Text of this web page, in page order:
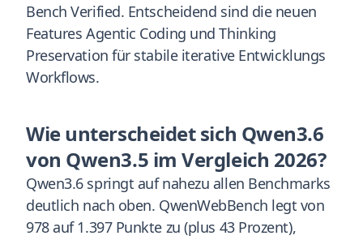
Bench Verified. Entscheidend sind die neuen
Features Agentic Coding und Thinking
Preservation für stabile iterative Entwicklungs
Workflows.
Wie unterscheidet sich Qwen3.6
von Qwen3.5 im Vergleich 2026?
Qwen3.6 springt auf nahezu allen Benchmarks
deutlich nach oben. QwenWebBench legt von
978 auf 1.397 Punkte zu (plus 43 Prozent),